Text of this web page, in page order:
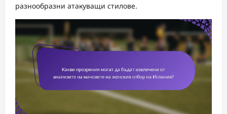
разнообразни атакуващи стилове.